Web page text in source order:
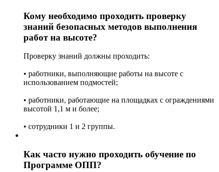
Кому необходимо проходить проверку
знаний безопасных методов выполнения
работ на высоте?
Проверку знаний должны проходить:
• работники, выполняющие работы на высоте с
использованием подмостей;
• работники, работающие на площадках с ограждениями
высотой 1,1 м и более;
• сотрудники 1 и 2 группы.
Как часто нужно проходить обучение по
Программе ОПП?